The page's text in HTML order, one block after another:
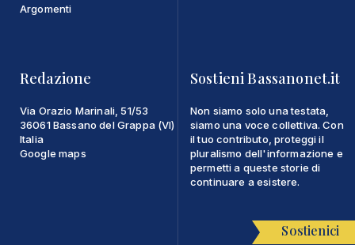
Argomenti
Redazione
Via Orazio Marinali, 51/53
36061 Bassano del Grappa (VI)
Italia
Google maps
Sostieni Bassanonet.it
Non siamo solo una testata,
siamo una voce collettiva. Con
il tuo contributo, proteggi il
pluralismo dell'informazione e
permetti a queste storie di
continuare a esistere.
Sostienici